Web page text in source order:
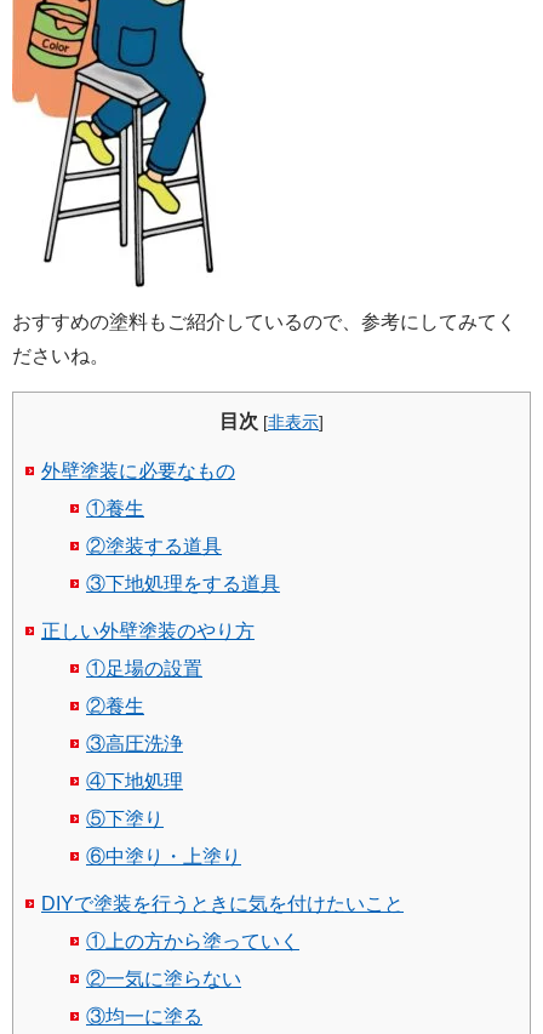
おすすめの塗料もご紹介しているので、参考にしてみてく
ださいね。
目次 [非表示]
外壁塗装に必要なもの
①養生
②塗装する道具
③下地処理をする道具
正しい外壁塗装のやり方
①足場の設置
②養生
③高圧洗浄
④下地処理
⑤下塗り
⑥中塗り・上塗り
DIYで塗装を行うときに気を付けたいこと
①上の方から塗っていく
②一気に塗らない
③均一に塗る